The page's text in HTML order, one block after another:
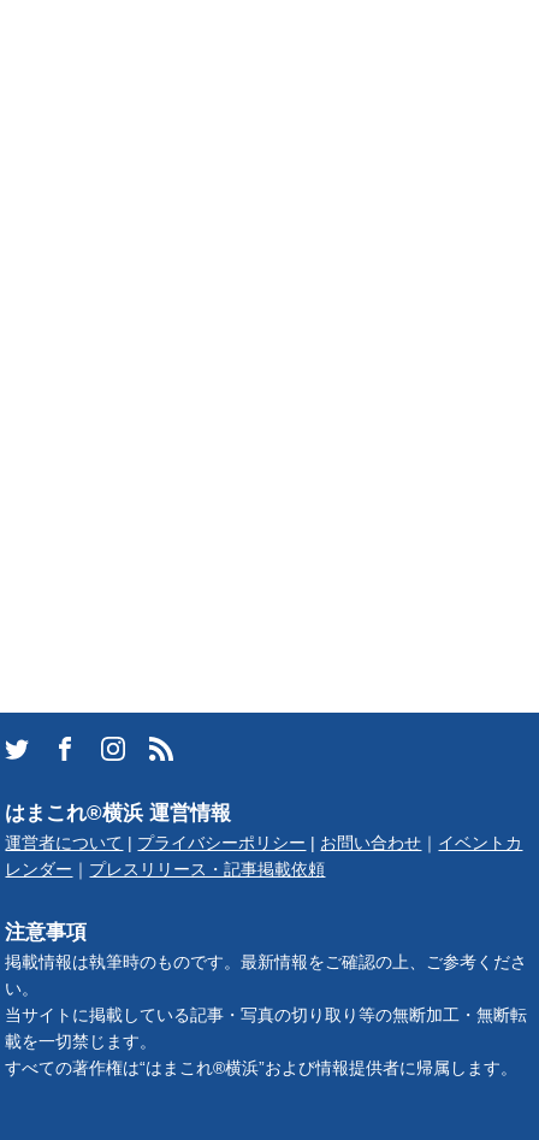
はまこれ®横浜 運営情報
運営者について | プライバシーポリシー | お問い合わせ ｜ イベントカ
レンダー ｜ プレスリリース・記事掲載依頼
注意事項
掲載情報は執筆時のものです。最新情報をご確認の上、ご参考くださ
い。
当サイトに掲載している記事・写真の切り取り等の無断加工・無断転
載を一切禁じます。
すべての著作権は“はまこれ®横浜”および情報提供者に帰属します。